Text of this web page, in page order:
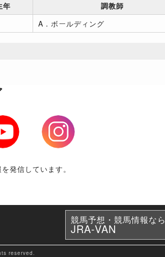
年
調教師
A．ボールディング
Instagram
発信しています。
競馬予想・競馬情報なら
JRA-VAN
reserved.